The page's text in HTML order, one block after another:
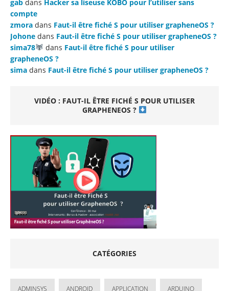
gab dans Hacker sa liseuse KOBO pour l’utiliser sans
compte
zmora dans Faut-il être fiché S pour utiliser grapheneOS ?
Johone dans Faut-il être fiché S pour utiliser grapheneOS ?
sima78
dans Faut-il être fiché S pour utiliser
grapheneOS ?
sima dans Faut-il être fiché S pour utiliser grapheneOS ?
VIDÉO : FAUT-IL ÊTRE FICHÉ S POUR UTILISER
GRAPHENEOS ?
CATÉGORIES
ADMINSYS ANDROID APPLICATION ARDUINO